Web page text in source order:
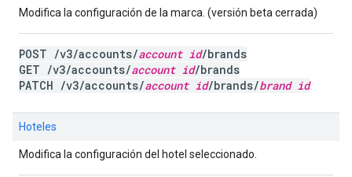
Modifica la configuración de la marca. (versión beta cerrada)
POST /v3/accounts/account id/brands
GET /v3/accounts/account id/brands
PATCH /v3/accounts/account id/brands/brand id
Hoteles
Modifica la configuración del hotel seleccionado.